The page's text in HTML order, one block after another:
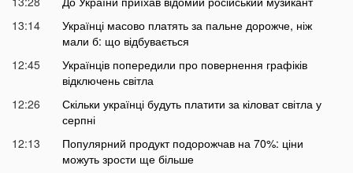
13:14
Українці масово платять за пальне дорожче, ніж
мали б: що відбувається
12:45
Українців попередили про повернення графіків
відключень світла
12:26
Скільки українці будуть платити за кіловат світла у
серпні
12:13
Популярний продукт подорожчав на 70%: ціни
можуть зрости ще більше